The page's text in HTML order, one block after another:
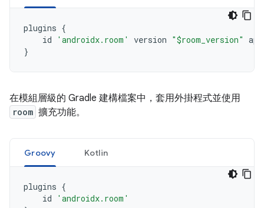
plugins {
id
'androidx.room' version "$room_version"
}
在模組層級的 Gradle 建構檔案中，套用外掛程式並使用
room 擴充功能。
Groovy Kotlin
plugins {
id
'androidx.room'